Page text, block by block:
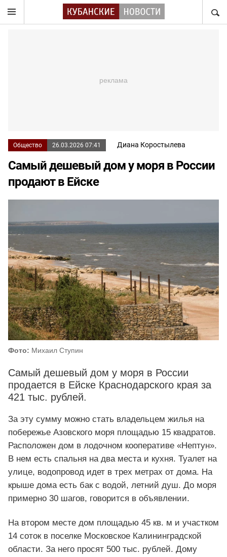
Общество 26.03.2026 07:41 Диана Коростылева
Самый дешевый дом у моря в России
продают в Ейске
Фото: Михаил Ступин
Самый дешевый дом у моря в России
продается в Ейске Краснодарского края за
421 тыс. рублей.
За эту сумму можно стать владельцем жилья на
побережье Азовского моря площадью 15 квадратов.
Расположен дом в лодочном кооперативе «Нептун».
В нем есть спальня на два места и кухня. Туалет на
улице, водопровод идет в трех метрах от дома. На
крыше дома есть бак с водой, летний душ. До моря
примерно 30 шагов, говорится в объявлении.
На втором месте дом площадью 45 кв. м и участком
14 соток в поселке Московское Калининградской
области. За него просят 500 тыс. рублей. Дому